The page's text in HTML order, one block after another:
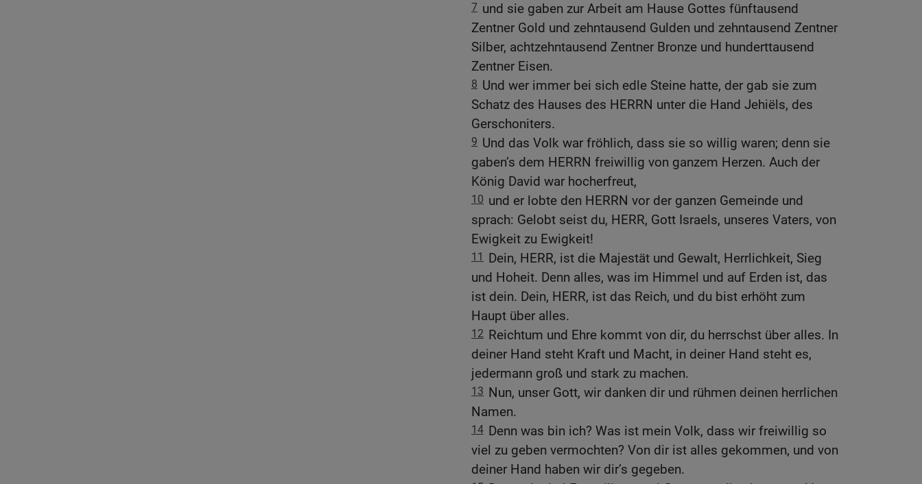
7 und sie gaben zur Arbeit am Hause Gottes fünftausend
Zentner Gold und zehntausend Gulden und zehntausend Zentner
Silber, achtzehntausend Zentner Bronze und hunderttausend
Zentner Eisen.
8 Und wer immer bei sich edle Steine hatte, der gab sie zum
Schatz des Hauses des HERRN unter die Hand Jehiëls, des
Gerschoniters.
9 Und das Volk war fröhlich, dass sie so willig waren; denn sie
gaben’s dem HERRN freiwillig von ganzem Herzen. Auch der
König David war hocherfreut,
10 und er lobte den HERRN vor der ganzen Gemeinde und
sprach: Gelobt seist du, HERR, Gott Israels, unseres Vaters, von
Ewigkeit zu Ewigkeit!
11
Dein, HERR, ist die Majestät und Gewalt, Herrlichkeit, Sieg
und Hoheit. Denn alles, was im Himmel und auf Erden ist, das
ist dein. Dein, HERR, ist das Reich, und du bist erhöht zum
Haupt über alles.
12 Reichtum und Ehre kommt von dir, du herrschst über alles. In
deiner Hand steht Kraft und Macht, in deiner Hand steht es,
jedermann groß und stark zu machen.
13 Nun, unser Gott, wir danken dir und rühmen deinen herrlichen
Namen.
14 Denn was bin ich? Was ist mein Volk, dass wir freiwillig so
viel zu geben vermochten? Von dir ist alles gekommen, und von
deiner Hand haben wir dir’s gegeben.